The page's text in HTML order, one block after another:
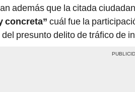
además que la citada
concreta” cuál fue la
presunto delito de tráfico de